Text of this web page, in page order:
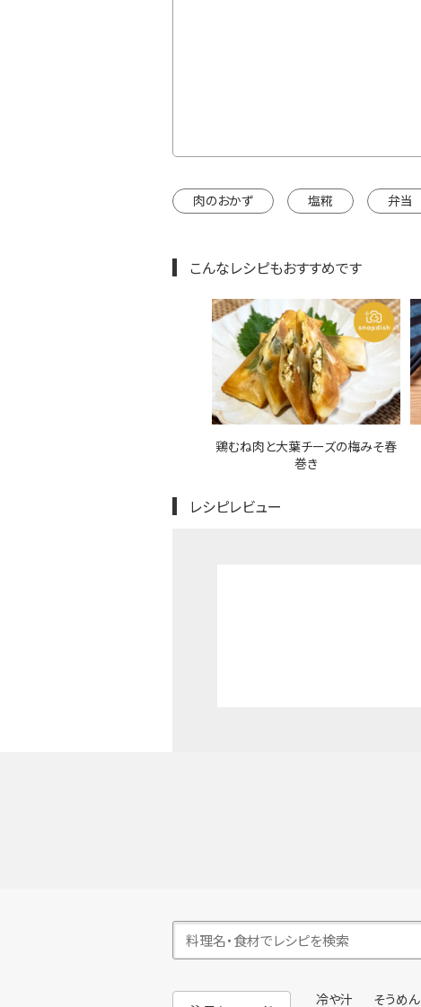
肉のおかず 塩糀 弁当
こんなレシピもおすすめです
鶏むね肉と大葉チーズの梅みそ春
巻き
レシピレビュー
冷や汁 そうめん